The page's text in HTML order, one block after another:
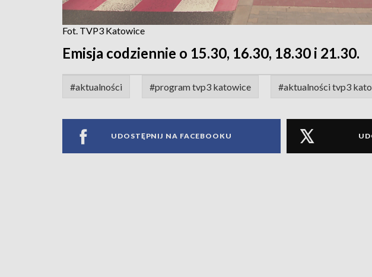
Fot. TVP3 Katowice
Emisja codziennie o 15.30, 16.30, 18.30 i 21.30.
#aktualności #program tvp3 katowice #aktualności tvp3
UDOSTĘPNIJ NA FACEBOOKU